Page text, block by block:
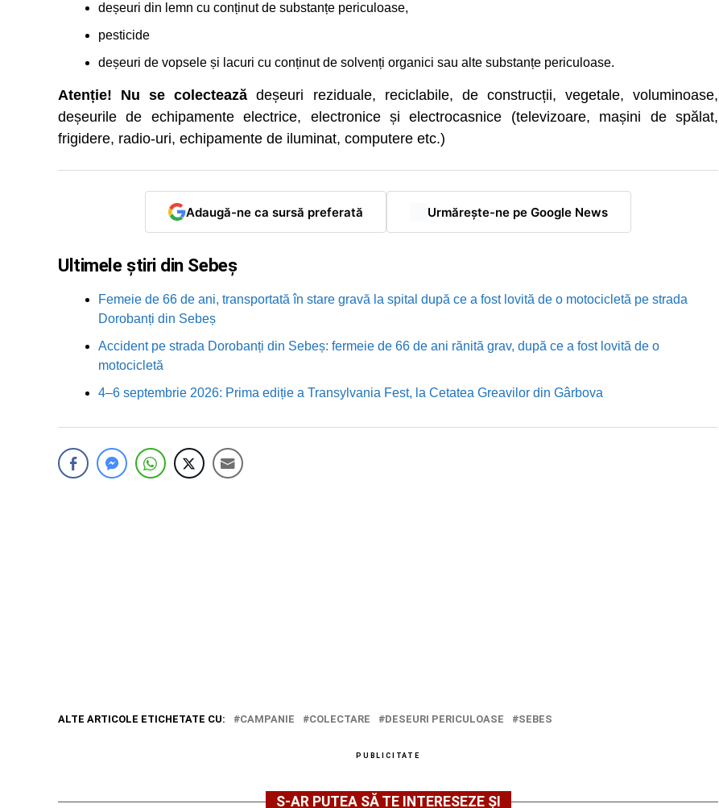
deșeuri din lemn cu conținut de substanțe periculoase,
pesticide
deșeuri de vopsele și lacuri cu conținut de solvenți organici sau alte substanțe periculoase.
Atenție! Nu se colecteazădeșeuri reziduale, reciclabile, de construcții, vegetale, voluminoase,
deșeurile de echipamente electrice, electronice și electrocasnice (televizoare, mașini de spălat,
frigidere, radio-uri, echipamente de iluminat, computere etc.)
Adaugă-ne ca sursă preferată Urmărește-ne pe Google News
Ultimele știri din Sebeș
Femeie de 66 de ani, transportată în stare gravă la spital după ce a fost lovită de o motocicletă pe strada
Dorobanți din Sebeș
Accident pe strada Dorobanți din Sebeș: fermeie de 66 de ani rănită grav, după ce a fost lovită de o
motocicletă
4–6 septembrie 2026: Prima ediție a Transylvania Fest, la Cetatea Greavilor din Gârbova
ALTE ARTICOLE ETICHETATE CU: CAMPANIE COLECTARE DESEURI PERICULOASE SEBES
PUBLICITATE
S-AR PUTEA SĂ TE INTERESEZE ȘI